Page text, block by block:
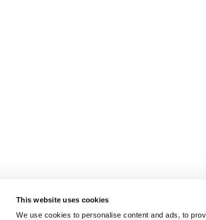
This website uses cookies
We use cookies to personalise content and ads, to